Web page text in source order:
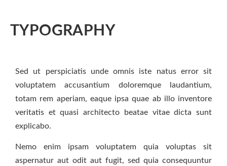
TYPOGRAPHY
Sed ut perspiciatis unde omnis iste natus error sit
voluptatem accusantium doloremque laudantium,
totam rem aperiam, eaque ipsa quae ab illo inventore
veritatis et quasi architecto beatae vitae dicta sunt
explicabo.
Nemo enim ipsam voluptatem quia voluptas sit
aspernatur aut odit aut fugit, sed quia consequuntur